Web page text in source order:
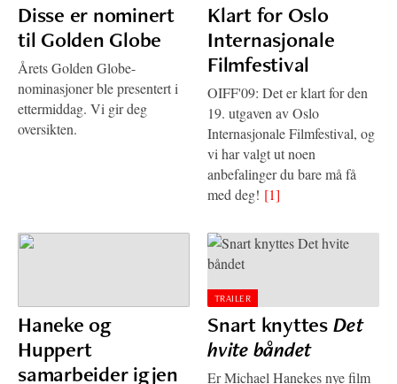
Disse er nominert
til Golden Globe
Årets Golden Globe-
nominasjoner ble presentert i
ettermiddag. Vi gir deg
oversikten.
Klart for Oslo
Internasjonale
Filmfestival
OIFF'09: Det er klart for den
19. utgaven av Oslo
Internasjonale Filmfestival, og
vi har valgt ut noen
anbefalinger du bare må få
med deg! [1]
Haneke og
Huppert
samarbeider igjen
TRAILER
Snart knyttesDet
hvite båndet
Er Michael Hanekes nye film